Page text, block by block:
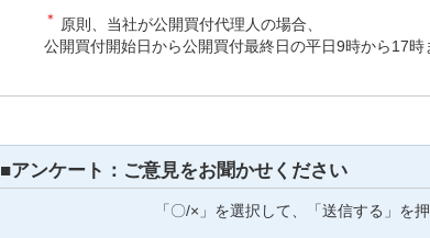
＊
原則、当社が公開買付代理人の場合、
公開買付開始日から公開買付最終日の平日9時から17時
■アンケート：ご意見をお聞かせください
「〇/×」を選択して、「送信する」を